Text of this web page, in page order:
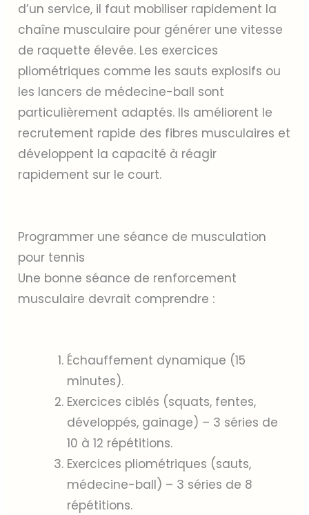
d’un service, il faut mobiliser rapidement la
chaîne musculaire pour générer une vitesse
de raquette élevée. Les exercices
pliométriques comme les sauts explosifs ou
les lancers de médecine-ball sont
particulièrement adaptés. Ils améliorent le
recrutement rapide des fibres musculaires et
développent la capacité à réagir
rapidement sur le court.
Programmer une séance de musculation
pour tennis
Une bonne séance de renforcement
musculaire devrait comprendre :
Échauffement dynamique (15
minutes).
Exercices ciblés (squats, fentes,
développés, gainage) – 3 séries de
10 à 12 répétitions.
Exercices pliométriques (sauts,
médecine-ball) – 3 séries de 8
répétitions.